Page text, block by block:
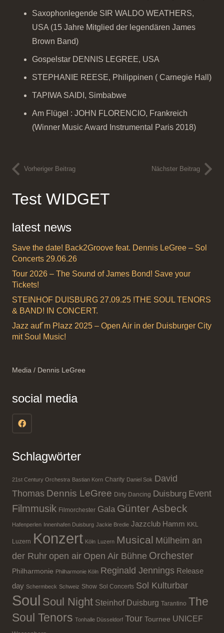
Saxophonlegende SIR WALDO WEATHERS,
USA (15 Jahre Mitglied der legendären James
Brown Band)
Gospelstar DENNIS LEGREE, USA
STEPHANIE REESE, Philippinen ( Carnegie Hall)
TAPIWA SAIDI, Simbabwe
Am Flügel : JOHN FLORENCIO, Frankreich
(Winner Music Award Instrumental Paris 2018)
Vorheriger Beitrag Nächster Beitrag
Test WIDGET
latest news
Save the date! Back2Groove feat. Dennis LeGree – Sol
Concerts 29.06.26
Tour 2026 – The Sound of James Bond! Save your
Tickets!
STEINHOF DUISBURG 27.09.25 !THE SOUL TENORS
& BAND! IN CONCERT.
Jazz auf´m Plazz 2025 – Open Air in der Duisburger City
mit Soul Music!
Media / Dennis LeGree
social media
Schlagwörter
21st Century Orchestra Bastian Korn Charity Daniel Sok David
Thomas Dennis LeGree Dirty Dancing Duisburg Event
Filmmusik Filmorchester Gala Günter Asbeck
Hafenperlen Innenhafen Duisburg Jackie Bredie Jazzclub Hamm KKL
Luzern Konzert Köln Luzern Musical Mülheim an
der Ruhr open air Open Air Bühne Orchester
Philharmonie Philharmonie Köln Reginald Jennings Release
day Schermbeck Schweiz Show Sol Concerts Sol Kulturbar
Soul Soul Night Steinhof Duisburg Tarantino The
Soul Tenors Tonhalle Düsseldorf Tour Tournee UNICEF